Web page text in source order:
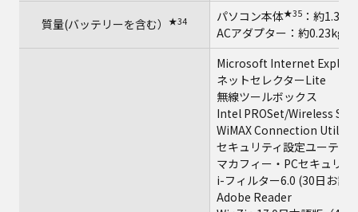
質量(バッテリーを含む） ★34 パソコン本体★35 ：約
ACアダプター：約0.23kg
Microsoft Internet
ネットセレクターLite
無線ツールボックス
Intel PROSet/Wireless
WiMAX Connection Utility
セキュリティ設定ユーティ
マカフィー・PCセキュリテ
i-フィルター6.0 (30日お試
Adobe Reader